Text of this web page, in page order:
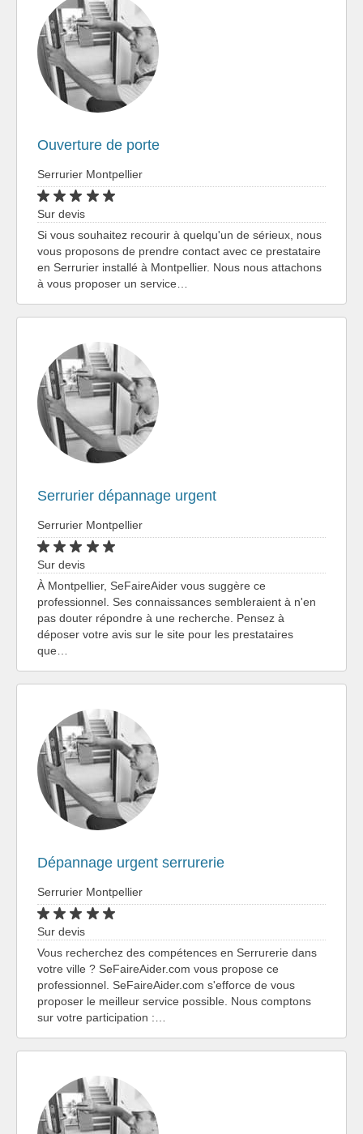
Ouverture de porte
Serrurier Montpellier
Sur devis
Si vous souhaitez recourir à quelqu'un de sérieux, nous
vous proposons de prendre contact avec ce prestataire
en Serrurier installé à Montpellier. Nous nous attachons
à vous proposer un service…
Serrurier dépannage urgent
Serrurier Montpellier
Sur devis
À Montpellier, SeFaireAider vous suggère ce
professionnel. Ses connaissances sembleraient à n'en
pas douter répondre à une recherche. Pensez à
déposer votre avis sur le site pour les prestataires
que…
Dépannage urgent serrurerie
Serrurier Montpellier
Sur devis
Vous recherchez des compétences en Serrurerie dans
votre ville ? SeFaireAider.com vous propose ce
professionnel. SeFaireAider.com s'efforce de vous
proposer le meilleur service possible. Nous comptons
sur votre participation :…